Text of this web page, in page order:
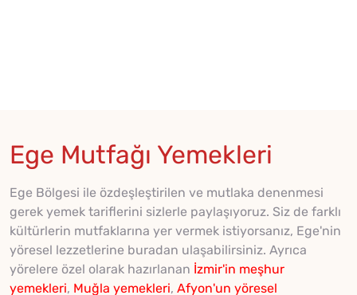
Ege Mutfağı Yemekleri
Ege Bölgesi ile özdeşleştirilen ve mutlaka denenmesi
gerek yemek tariflerini sizlerle paylaşıyoruz. Siz de farklı
kültürlerin mutfaklarına yer vermek istiyorsanız, Ege'nin
yöresel lezzetlerine buradan ulaşabilirsiniz. Ayrıca
yörelere özel olarak hazırlanan İzmir'in meşhur
yemekleri, Muğla yemekleri, Afyon'un yöresel